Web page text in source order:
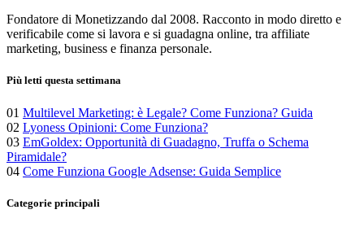
Fondatore di Monetizzando dal 2008. Racconto in modo diretto e
verificabile come si lavora e si guadagna online, tra affiliate
marketing, business e finanza personale.
Più letti questa settimana
01 Multilevel Marketing: è Legale? Come Funziona? Guida
02 Lyoness Opinioni: Come Funziona?
03 EmGoldex: Opportunità di Guadagno, Truffa o Schema
Piramidale?
04 Come Funziona Google Adsense: Guida Semplice
Categorie principali